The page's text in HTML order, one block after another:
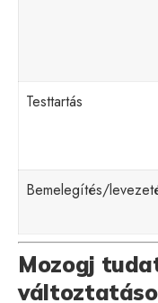
Testtartás
Bemelegítés/
Mozogj